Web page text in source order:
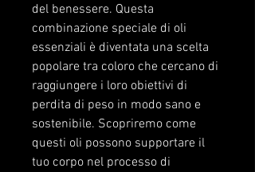
del benessere. Questa
combinazione speciale di oli
essenziali è diventata una scelta
popolare tra coloro che cercano di
raggiungere i loro obiettivi di
perdita di peso in modo sano e
sostenibile. Scopriremo come
questi oli possono supportare il
tuo corpo nel processo di